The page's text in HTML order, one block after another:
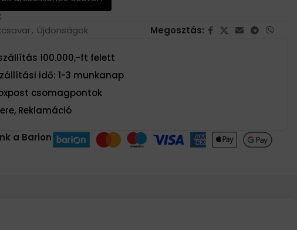
, Újdonságok Megosztás:
100.000,-ft felett
idő: 1-3 munkanap
csomagpontok
Reklamáció
a Barion